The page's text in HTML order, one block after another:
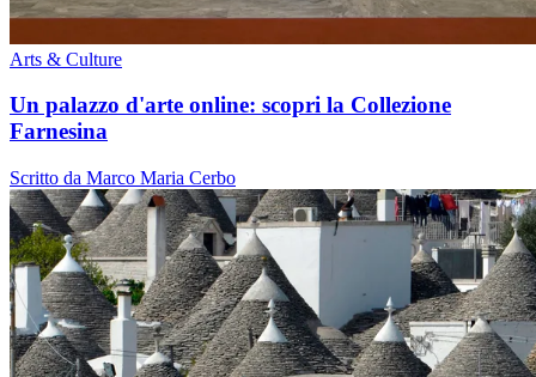
Arts & Culture
Un palazzo d'arte online: scopri la Collezione
Farnesina
Scritto da Marco Maria Cerbo